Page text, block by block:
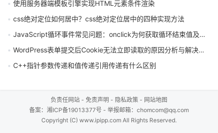
使用服务器端模板引擎实现HTML元素条件渲染
css绝对定位如何居中？css绝对定位居中的四种实现方法
JavaScript循环事件常见问题：onclick为何获取循环结束值及解决方案
WordPress表单提交后Cookie无法立即读取的原因分析与解决方案详解
C++指针参数传递和值传递引用传递有什么区别
负责任网站 - 免责声明 - 隐私政策 - 网站地图
备案： 湘ICP备19013377号 - 举报邮箱：chomcom@qq.com
Copyright (C) www.ipipp.com All Rights Reserved.